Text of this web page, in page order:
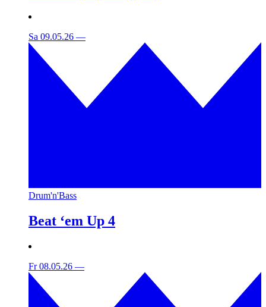
Sa 09.05.26 —
Drum'n'Bass
Beat ‘em Up 4
Fr 08.05.26 —